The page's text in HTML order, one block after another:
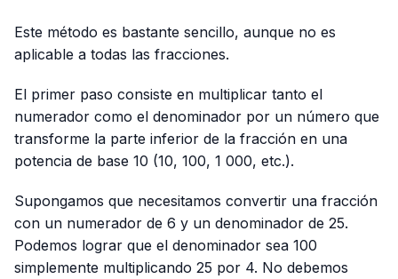
Este método es bastante sencillo, aunque no es
aplicable a todas las fracciones.
El primer paso consiste en multiplicar tanto el
numerador como el denominador por un número que
transforme la parte inferior de la fracción en una
potencia de base 10 (10, 100, 1 000, etc.).
Supongamos que necesitamos convertir una fracción
con un numerador de 6 y un denominador de 25.
Podemos lograr que el denominador sea 100
simplemente multiplicando 25 por 4. No debemos